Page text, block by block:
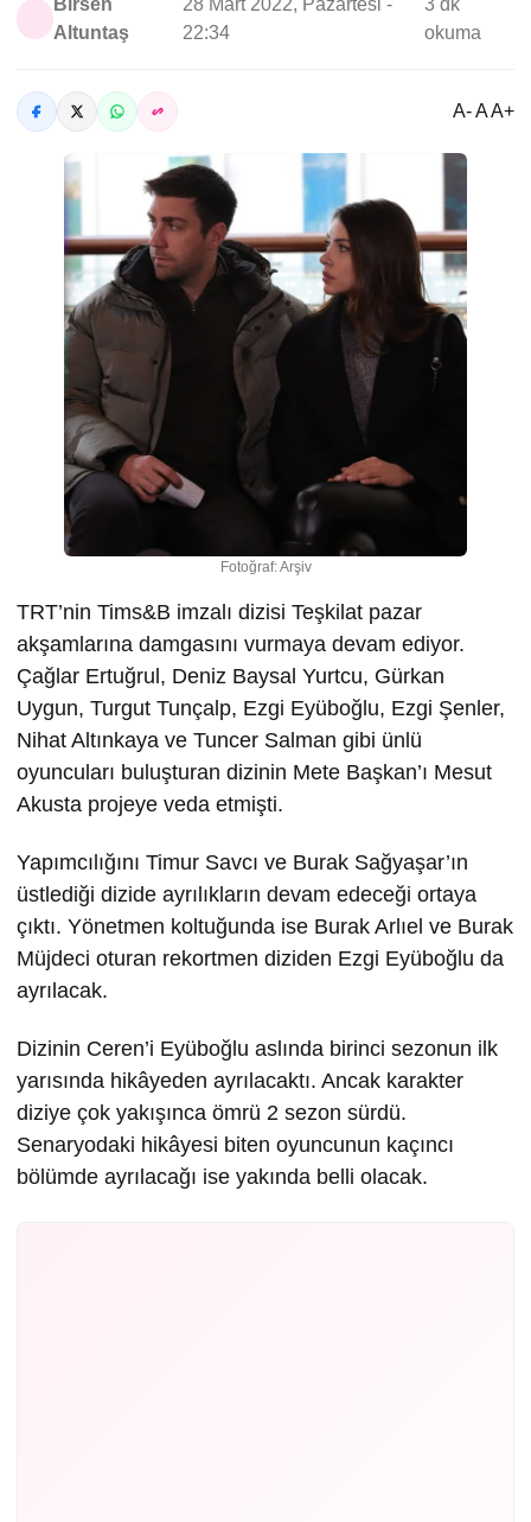
Birsen
Altuntaş
28 Mart 2022, Pazartesi -
22:34
3 dk
okuma
A- A A+
Fotoğraf: Arşiv
TRT’nin Tims&B imzalı dizisi Teşkilat pazar
akşamlarına damgasını vurmaya devam ediyor.
Çağlar Ertuğrul, Deniz Baysal Yurtcu, Gürkan
Uygun, Turgut Tunçalp, Ezgi Eyüboğlu, Ezgi Şenler,
Nihat Altınkaya ve Tuncer Salman gibi ünlü
oyuncuları buluşturan dizinin Mete Başkan’ı Mesut
Akusta projeye veda etmişti.
Yapımcılığını Timur Savcı ve Burak Sağyaşar’ın
üstlediği dizide ayrılıkların devam edeceği ortaya
çıktı. Yönetmen koltuğunda ise Burak Arlıel ve Burak
Müjdeci oturan rekortmen diziden Ezgi Eyüboğlu da
ayrılacak.
Dizinin Ceren’i Eyüboğlu aslında birinci sezonun ilk
yarısında hikâyeden ayrılacaktı. Ancak karakter
diziye çok yakışınca ömrü 2 sezon sürdü.
Senaryodaki hikâyesi biten oyuncunun kaçıncı
bölümde ayrılacağı ise yakında belli olacak.